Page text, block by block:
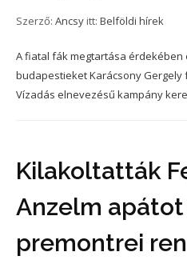
Szerző: Ancsy itt: Belföldi hírek
A fiatal fák megtartása
budapestieket Karácsony
Vízadás elnevezésű kampány
Kilakoltatták
Anzelm
premontrei